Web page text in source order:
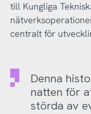
till Kungliga
centralt för
Denna
natten för
störda av